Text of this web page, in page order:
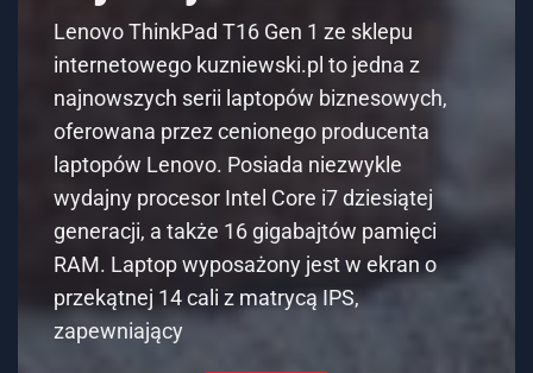
Lenovo ThinkPad T16 Gen 1 ze sklepu
internetowego kuzniewski.pl to jedna z
najnowszych serii laptopów biznesowych,
oferowana przez cenionego producenta
laptopów Lenovo. Posiada niezwykle
wydajny procesor Intel Core i7 dziesiątej
generacji, a także 16 gigabajtów pamięci
RAM. Laptop wyposażony jest w ekran o
przekątnej 14 cali z matrycą IPS,
zapewniający